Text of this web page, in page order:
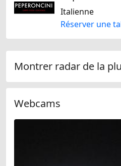
Italienne
Réserver une
Montrer radar de la
Webcams